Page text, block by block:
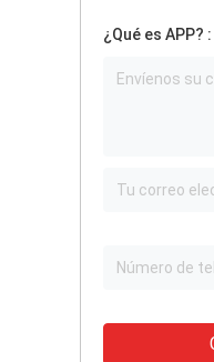
¿Qué es APP? :